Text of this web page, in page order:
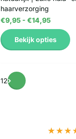
haarverzorging
€9,95 - €14,95
Bekijk opties
12